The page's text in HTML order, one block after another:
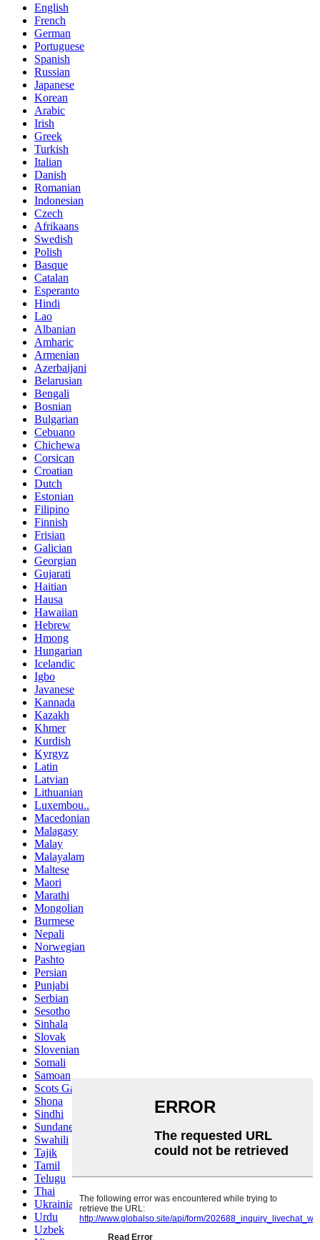
English
French
German
Portuguese
Spanish
Russian
Japanese
Korean
Arabic
Irish
Greek
Turkish
Italian
Danish
Romanian
Indonesian
Czech
Afrikaans
Swedish
Polish
Basque
Catalan
Esperanto
Hindi
Lao
Albanian
Amharic
Armenian
Azerbaijani
Belarusian
Bengali
Bosnian
Bulgarian
Cebuano
Chichewa
Corsican
Croatian
Dutch
Estonian
Filipino
Finnish
Frisian
Galician
Georgian
Gujarati
Haitian
Hausa
Hawaiian
Hebrew
Hmong
Hungarian
Icelandic
Igbo
Javanese
Kannada
Kazakh
Khmer
Kurdish
Kyrgyz
Latin
Latvian
Lithuanian
Luxembou..
Macedonian
Malagasy
Malay
Malayalam
Maltese
Maori
Marathi
Mongolian
Burmese
Nepali
Norwegian
Pashto
Persian
Punjabi
Serbian
Sesotho
Sinhala
Slovak
Slovenian
Somali
Samoan
Scots Gaelic
Shona
Sindhi
Sundanese
Swahili
Tajik
Tamil
Telugu
Thai
Ukrainian
Urdu
Uzbek